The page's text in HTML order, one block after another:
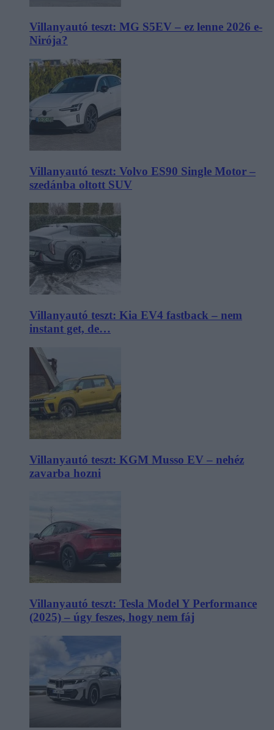
Villanyautó teszt: MG S5EV – ez lenne 2026 e-
Nirója?
Villanyautó teszt: Volvo ES90 Single Motor –
szedánba oltott SUV
Villanyautó teszt: Kia EV4 fastback – nem
instant get, de…
Villanyautó teszt: KGM Musso EV – nehéz
zavarba hozni
Villanyautó teszt: Tesla Model Y Performance
(2025) – úgy feszes, hogy nem fáj